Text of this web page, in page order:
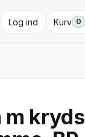
Log ind Kurv 0
m kryds